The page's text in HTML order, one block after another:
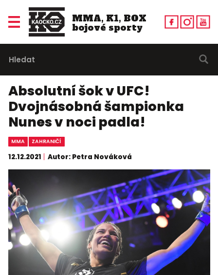
MMA, K1, BOX
bojové sporty
Absolutní šok v UFC!
Dvojnásobná šampionka
Nunes v noci padla!
MMA ZAHRANIČÍ
12.12.2021 Autor: Petra Nováková